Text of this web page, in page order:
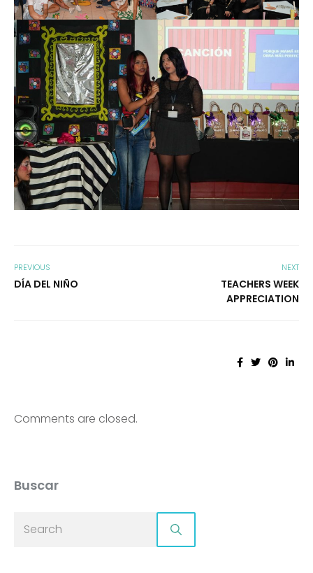
PREVIOUS
DÍA DEL NIÑO
NEXT
TEACHERS WEEK
APPRECIATION
Comments are closed.
Buscar